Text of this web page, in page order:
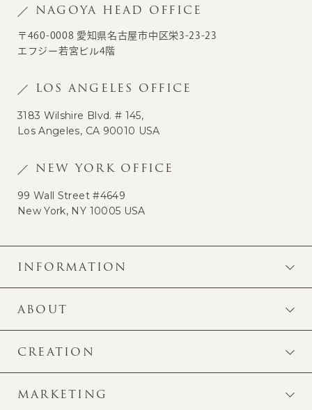
NAGOYA HEAD OFFICE
〒460-0008 愛知県名古屋市中区栄3-23-23
エフジー若宮ビル4階
LOS ANGELES OFFICE
3183 Wilshire Blvd. # 145,
Los Angeles, CA 90010 USA
NEW YORK OFFICE
99 Wall Street #4649
New York, NY 10005 USA
INFORMATION
ABOUT
CREATION
MARKETING